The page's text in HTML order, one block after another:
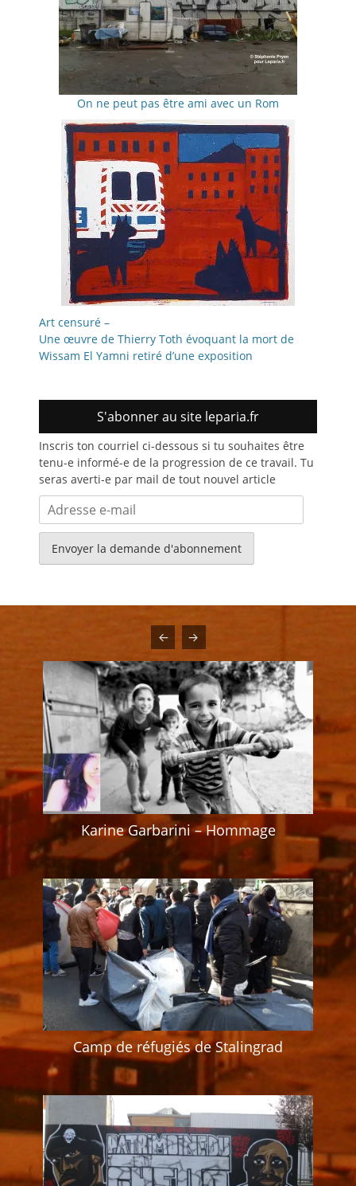
On ne peut pas être ami avec un Rom
Art censuré –
Une œuvre de Thierry Toth évoquant la mort de
Wissam El Yamni retiré d’une exposition
S'abonner au site leparia.fr
Inscris ton courriel ci-dessous si tu souhaites être
tenu-e informé-e de la progression de ce travail. Tu
seras averti-e par mail de tout nouvel article
Adresse
e-
mail
Karine Garbarini – Hommage
Camp de réfugiés de Stalingrad